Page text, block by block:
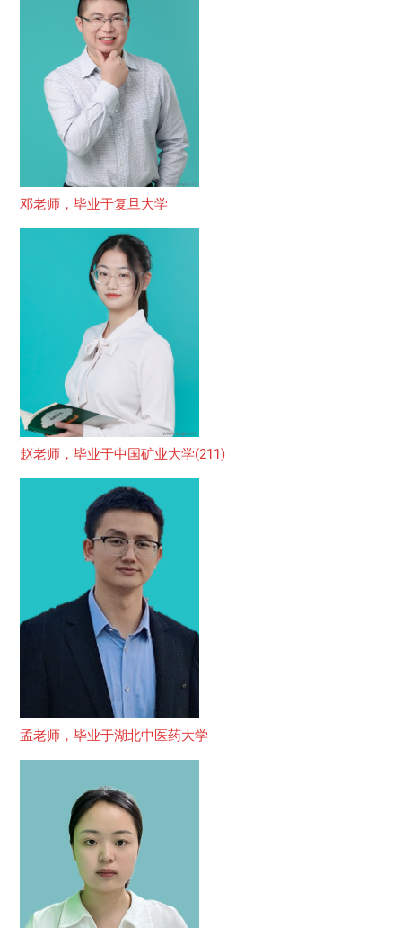
邓老师，毕业于复旦大学
赵老师，毕业于中国矿业大学(211)
孟老师，毕业于湖北中医药大学